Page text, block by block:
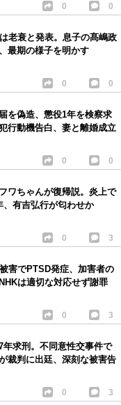
0 0
老衰と発表。息子の髙嶋政
最期の様子を明かす
0 0
を偽造、懲役1年を検察求
行動機告白、妻と離婚成立
0 0
ワちゃんが復帰説。炎上で
有吉弘行が匂わせか
0 3
害でPTSD発症、加害者の
は適切な対応せず謝罪
0 3
求刑。不同意性交事件で
裁判に出廷、深刻な被害告
0 3